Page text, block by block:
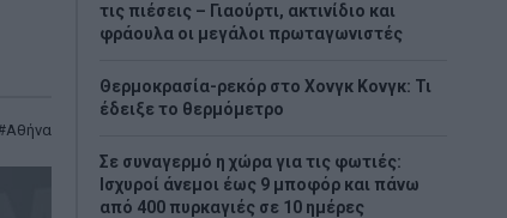
Αθήνα
τις πιέσεις – Γιαούρτι, ακτινίδιο και
φράουλα οι μεγάλοι πρωταγωνιστές
Θερμοκρασία-ρεκόρ στο Χονγκ Κονγκ: Τι
έδειξε το θερμόμετρο
Σε συναγερμό η χώρα για τις φωτιές:
Ισχυροί άνεμοι έως 9 μποφόρ και πάνω
από 400 πυρκαγιές σε 10 ημέρες